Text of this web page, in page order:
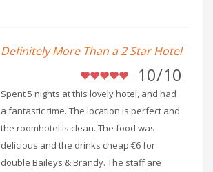
Definitely More Than a 2 Star Hotel
10/10
Spent 5 nights at this lovely hotel, and had
a fantastic time. The location is perfect and
the roomhotel is clean. The food was
delicious and the drinks cheap €6 for
double Baileys & Brandy. The staff are